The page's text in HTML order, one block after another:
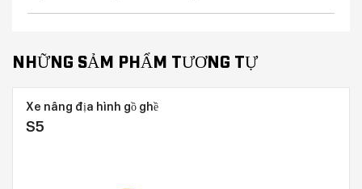
NHỮNG SẢM PHẨM TƯƠNG TỰ
Xe nâng địa hình gồ ghề
S5